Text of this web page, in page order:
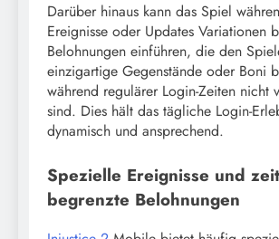
Darüber hinaus kann das Spiel
Ereignisse oder Updates Variationen
Belohnungen einführen, die den
einzigartige Gegenstände oder Boni
während regulärer Login-Zeiten nicht
sind. Dies hält das tägliche Login-
dynamisch und ansprechend.
Spezielle Ereignisse und
begrenzte Belohnungen